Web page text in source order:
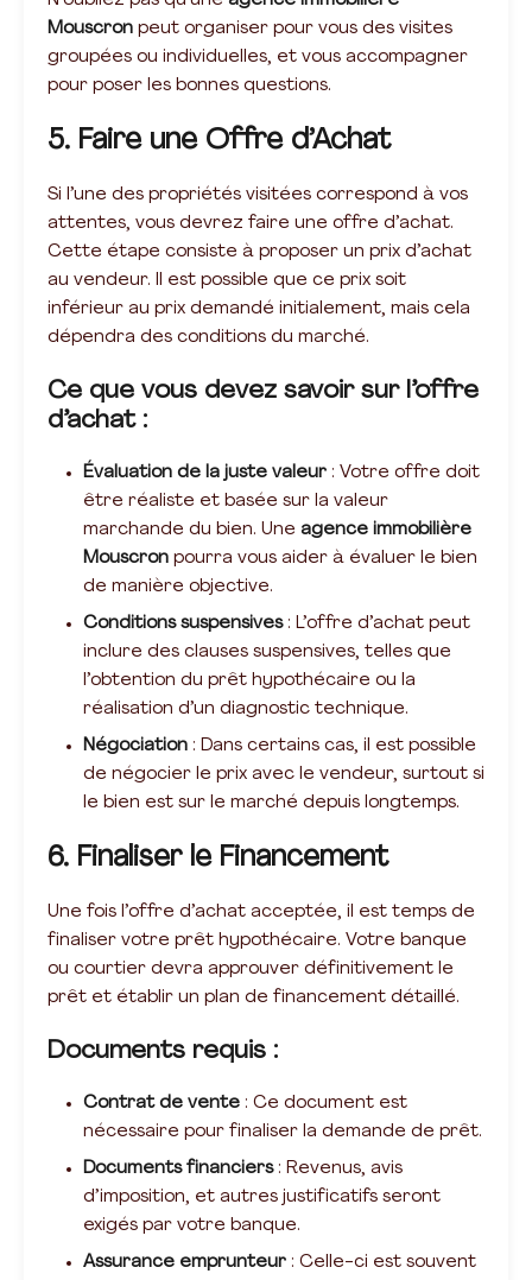
Mouscron peut organiser pour vous des visites
groupées ou individuelles, et vous accompagner
pour poser les bonnes questions.
5. Faire une Offre d’Achat
Si l’une des propriétés visitées correspond à vos
attentes, vous devrez faire une offre d’achat.
Cette étape consiste à proposer un prix d’achat
au vendeur. Il est possible que ce prix soit
inférieur au prix demandé initialement, mais cela
dépendra des conditions du marché.
Ce que vous devez savoir sur l’offre
d’achat :
Évaluation de la juste valeur : Votre offre doit
être réaliste et basée sur la valeur
marchande du bien. Une agence immobilière
Mouscron pourra vous aider à évaluer le bien
de manière objective.
Conditions suspensives: L’offre d’achat peut
inclure des clauses suspensives, telles que
l’obtention du prêt hypothécaire ou la
réalisation d’un diagnostic technique.
Négociation : Dans certains cas, il est possible
de négocier le prix avec le vendeur, surtout si
le bien est sur le marché depuis longtemps.
6. Finaliser le Financement
Une fois l’offre d’achat acceptée, il est temps de
finaliser votre prêt hypothécaire. Votre banque
ou courtier devra approuver définitivement le
prêt et établir un plan de financement détaillé.
Documents requis :
Contrat de vente : Ce document est
nécessaire pour finaliser la demande de prêt.
Documents financiers: Revenus, avis
d’imposition, et autres justificatifs seront
exigés par votre banque.
Assurance emprunteur : Celle-ci est souvent